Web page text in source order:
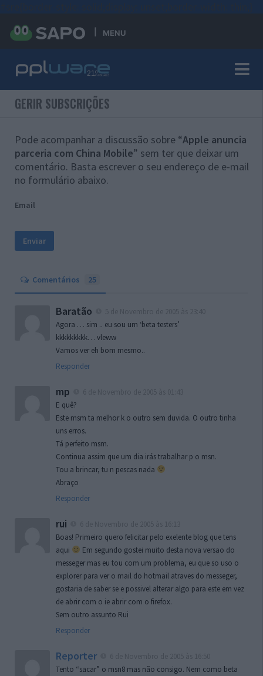
MENU
GERIR SUBSCRIÇÕES
Pode acompanhar a discussão sobre “Apple anuncia
parceria com China Mobile” sem ter que deixar um
comentário. Basta escrever o seu endereço de e-mail
no formulário abaixo.
Email
Comentários 25
Baratão
Agora … sim .. eu sou um ‘beta testers’
kkkkkkkkk… vleww
Vamos ver eh bom mesmo..
Responder
mp
E quê?
Este msm ta melhor k o outro sem duvida. O outro tinha
uns erros.
Tá perfeito msm.
Continua assim que um dia irás trabalhar p o msn.
Tou a brincar, tu n pescas nada
Abraço
Responder
rui
Boas! Primeiro quero felicitar pelo exelente blog que tens
aqui
Em segundo gostei muito desta nova versao do
messeger mas eu tou com um problema, eu que so uso o
explorer para ver o mail do hotmail atraves do messeger,
gostaria de saber se e possivel alterar algo para este em vez
de abrir com o ie abrir com o firefox.
Sem outro assunto Rui
Responder
Reporter
Tento “sacar” o msn8 mas não consigo. Nem como beta